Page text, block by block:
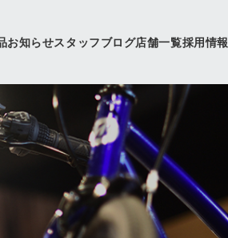
お知らせスタッフブログ店舗一覧採用情報